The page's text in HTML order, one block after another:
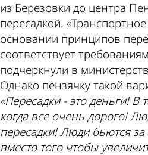
из Березовки до центра
пересадкой.
основании принципов
соответствует
подчеркнули в
Однако пензячку такой
«Пересадки - это деньги! В
когда все очень дорого!
пересадки! Люди бьются
вместо того чтобы